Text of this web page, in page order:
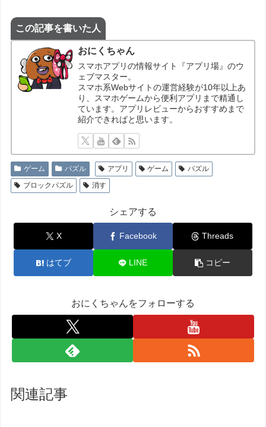
この記事を書いた人
おにくちゃん
スマホアプリの情報サイト『アプリ場』のウ
ェブマスター。
スマホ系Webサイトの運営経験が10年以上あ
り、スマホゲームから便利アプリまで精通し
ています。アプリレビューからおすすめまで
紹介できればと思います。
ゲーム パズル アプリ ゲーム
パズル
ブロックパズル
消す
シェアする
X Facebook Threads
はてブ LINE コピー
おにくちゃんをフォローする
関連記事